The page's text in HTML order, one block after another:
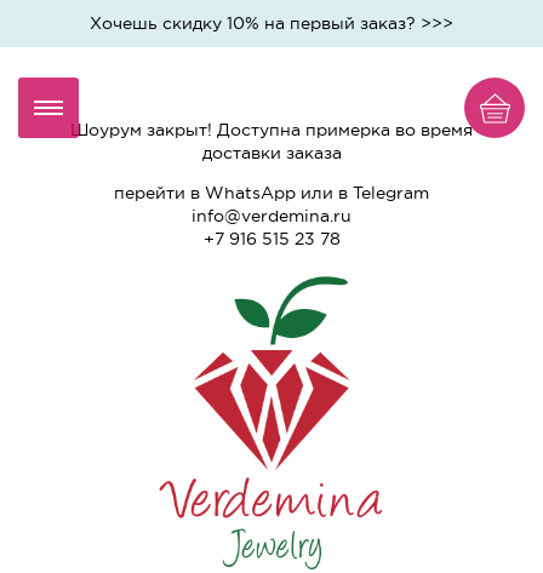
Хочешь скидку 10% на первый заказ? >>>
Шоурум закрыт! Доступна примерка во время
доставки заказа
перейти в WhatsApp или в Telegram
info@verdemina.ru
+7 916 515 23 78